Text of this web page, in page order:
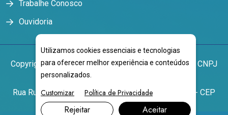
Trabalhe Conosco
Ouvidoria
Copyright 2026NOVOESTE EDUCACIONAL LTDA CNPJ
17.343.172/0001-60
Rua Rui Barbosa, 1792 - Centro Campo Grande/MS - CEP
79004-441
Utilizamos cookies essenciais e tecnologias
para oferecer melhor experiência e conteúdos
personalizados.
Customizar Política de Privacidade
Rejeitar Aceitar